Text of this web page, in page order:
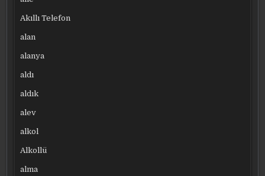
Akıllı Telefon
alan
alanya
aldı
aldık
alev
alkol
Alkollü
alma